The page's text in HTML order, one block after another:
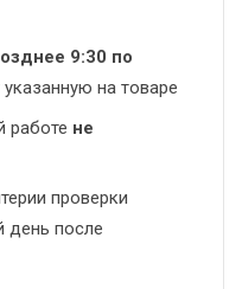
9:30 по
указанную на товаре
работе не
проверки
день после